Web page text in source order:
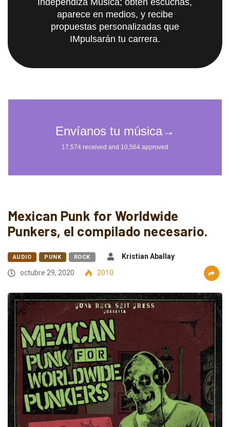
aparece en medios, y recibe
propuestas personalizadas que
IMpulsarán tu carrera.
Mexican Punk for Worldwide
Punkers, el compilado necesario.
AUDIO PUNK ROCK
Kristian Aballay
octubre 29, 2020
2010